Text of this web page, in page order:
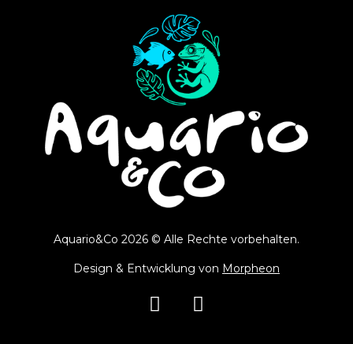
Aquario&Co 2026 © Alle Rechte vorbehalten.
Design & Entwicklung von Morpheon